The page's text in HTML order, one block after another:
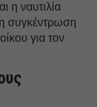
η ναυτιλία
συγκέντρωση
για τον